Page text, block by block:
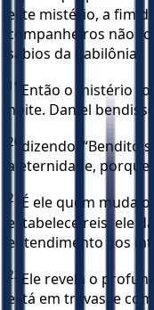
este mistério, a fim
companheiros não
sábios da Babilônia.
19 Então o mistério
noite. Daniel
20 dizendo: “Bendito
a eternidade,
21
É ele quem muda
estabelece reis; ele
entendimento aos
22 Ele revela o
está em trevas, e